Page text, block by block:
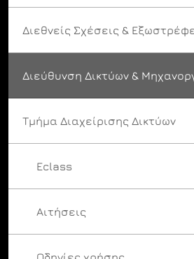
Διεθνείς Σχέσεις &
Διεύθυνση Δικτύων &
Τμήμα Διαχείρισης Δικτύων
Eclass
Αιτήσεις